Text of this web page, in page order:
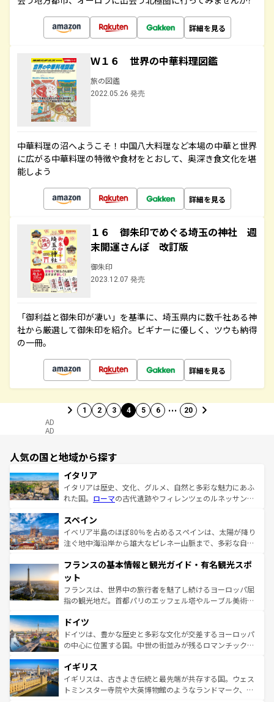
詳細を見る
Ｗ１６ 世界の中華料理図鑑
旅の図鑑
2022.05.26 発売
中華料理の沼へようこそ！中国八大料理など本場の中華と世界
に広がる中華料理の特徴や食材をとおして、奥深き食文化を堪
能しよう
詳細を見る
１６ 御朱印でめぐる埼玉の神社 週
末開運さんぽ 改訂版
御朱印
2023.12.07 発売
「御利益と御朱印が凄い」を基準に、埼玉県内に数千社ある神
社から厳選して御朱印を紹介。ビギナーに優しく、ツウも納得
の一冊。
詳細を見る
1 2 3 4 5 6 … 20
AD
AD
人気の国と地域から探す
イタリア
イタリアは歴史、文化、グルメ、自然と多彩な魅力にあふ
れた国。 ローマの古代遺跡やフィレンツェのルネッサンス
ろん、トスカーナの美しい田園風景やアマルフィ海岸の絶
景など、自然景観も見逃せない。観光の合間には、本場の
ピザやパスタなど、絶品のイタリア料理を堪能することも
ませてくれるイタリアで、忘れられない旅をしてみよう！
なお、新着のイタリア情報は
しい。
スペイン
イベリア半島のほぼ80％を占めるスペインは、太陽が降り
注ぐ地中海沿岸から雄大なピレネー山脈まで、多彩な自然
文化が根付くこの国では、情熱的なフラメンコ、熱気あふ
れる闘牛、そして美味しいタパスが生活の一部となってい
る。首都マドリードの洗練された雰囲気や、バルセロナの
アートに溢れた街角から、地方では古代ローマ遺跡や中世
せる。地方によって風土や気候が異なるスペインはその個
性で訪れる人を魅了する。 なお、新着のスペイン情報は コ
ンテンツ一覧を参照してほしい。
フランスの基本情報と観光ガイド・有名観光スポ
ット
フランスは、世界中の旅行者を魅了し続けるヨーロッパ屈
指の観光地だ。首都パリのエッフェル塔やルーブル美術館
で、幅広い魅力が詰まっている。華麗な宮殿、歴史的な大
聖堂、美しいビーチ、そして豊かな自然が、訪れる者を心
から魅了する。また、フランスは美食の国としても知ら
いる。シャンパンの発祥地であるランス、プロヴァンスの
香り高いラベンダー畑など、多彩な楽しみ方が可能だ。さ
らに、パリ以外の地域にも魅力が溢れており、どの街角に
ドイツ
ドイツは、豊かな歴史と多彩な文化が交差するヨーロッパ
の中心に位置する国。中世の街並みが残るロマンチック街
顔を持つこの国は、どこを歩いても飽きることがない。ベ
ルリンの文化的活気、バイエルン州のアルプスの絶景、そ
してライン川沿いのワイン畑といった風景は必見。ビール
イギリス
イギリスは、古きよき伝統と最先端が共存する国。ウェス
トミンスター寺院や大英博物館のようなランドマーク、歴